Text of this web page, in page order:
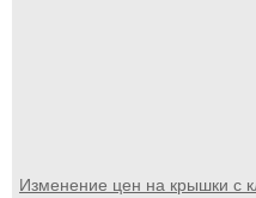
Изменение цен на крышки с